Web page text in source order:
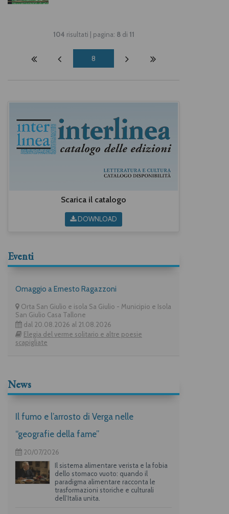
104 risultati | pagina: 8di 11
8
Scarica il catalogo
DOWNLOAD
Eventi
Omaggio a Ernesto Ragazzoni
Orta San Giulio e isola Sa Giulio - Municipio e Isola
San Giulio Casa Tallone
dal 20.08.2026 al 21.08.2026
Elegia del verme solitario e altre poesie
scapigliate
News
Il fumo e l’arrosto di Verga nelle
“geografie della fame”
20/07/2026
Il sistema alimentare verista e la fobia
dello stomaco vuoto: quando il
paradigma alimentare racconta le
trasformazioni storiche e culturali
dell’Italia unita.